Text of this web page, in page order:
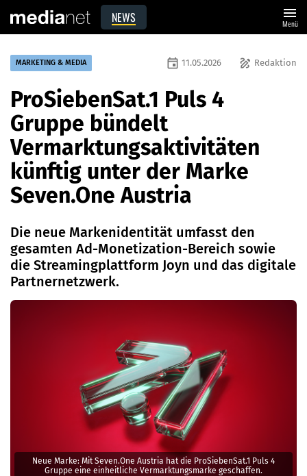
NEWS menu
Menü
Neue Marke: Mit Seven.One Austria hat die ProSiebenSat.1 Puls 4
Gruppe eine einheitliche Vermarktungsmarke geschaffen.
MARKETING & MEDIA draw Redaktion
event 11.05.2026
ProSiebenSat.1 Puls 4
Gruppe bündelt
Vermarktungsaktivitäten
künftig unter der Marke
Seven.One Austria
Die neue Markenidentität umfasst den
gesamten Ad-Monetization-Bereich sowie
die Streamingplattform Joyn und das digitale
Partnernetzwerk.